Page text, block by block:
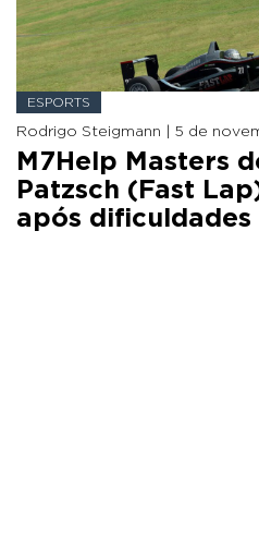
ESPORTS
Rodrigo Steigmann | 5 de
M7Help Masters
Patzsch (Fast
após dificuldades